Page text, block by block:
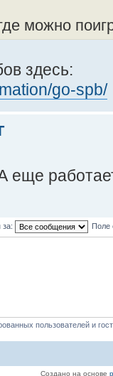
можно
здесь:
go-spb/
еще
за: Поле
пользователей и
Создано на основе